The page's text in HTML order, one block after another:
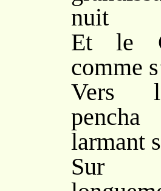
nuit
Et le
comme
Vers
larmant
Sur